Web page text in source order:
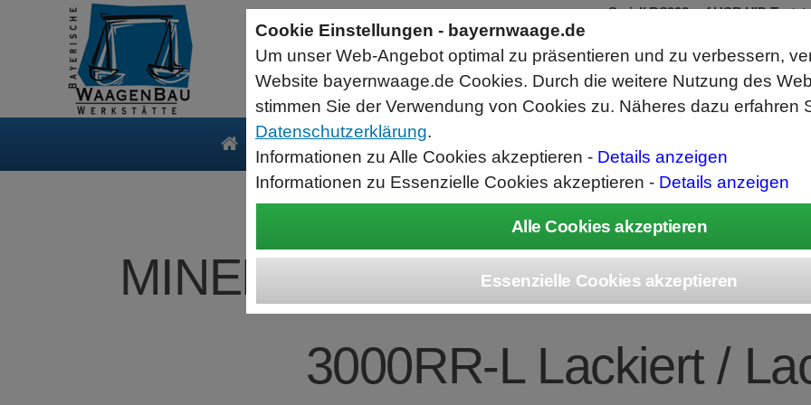
MINEBEA INTEC Combics
3000RR-L Lackiert /
Produkte Service
Sartorius Feuchtebestimmer MA35
jetzt zum Aktionspreis
Der MA35 ist das Einsteigermodell zur schnellen und
zuverlässigen Bestimmung der Materialfeuchte flüssiger, pastöser
und fester Substanzen mit dem Verfahren der Thermogravimetrie.
Wägebereich: 35 g, Ablesbarkeit: 1 mg
Seriell RS232 auf USB HID
RS232 Daten in Computer
Funktioniert wie eine USB Tastatur,
Verwendet Standard USB Tastatur
Datenbearbeitung vor Ausgabe
Cookie Einstellungen - bayernwaage.de
Um unser Web-Angebot optimal zu präsentieren und zu verbessern,
Website bayernwaage.de Cookies. Durch die weitere Nutzung des
stimmen Sie der Verwendung von Cookies zu. Näheres dazu erfahren
Datenschutzerklärung.
Informationen zu Alle Cookies akzeptieren - Details anzeigen
Informationen zu Essenzielle Cookies akzeptieren - Details anzeigen